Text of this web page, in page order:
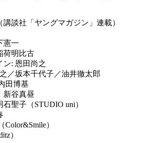
談社「ヤングマガジン」連載）
憲一
荷明比古
ン: 恩田尚之
／坂本千代子／油井徹太郎
田博基
新谷真昼
聖子（STUDIO uni）
）
）